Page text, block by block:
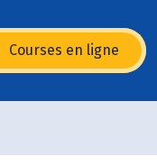
Courses en ligne